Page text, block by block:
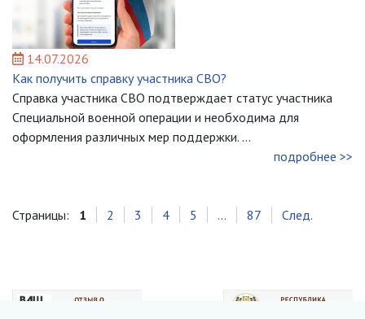
14.07.2026
Как получить справку участника СВО?
Справка участника СВО подтверждает статус участника
Специальной военной операции и необходима для
оформления различных мер поддержки. ...
подробнее >>
Страницы: 1 2 3 4 5 ... 87 След.